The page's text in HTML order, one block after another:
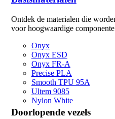
Ontdek de materialen die
voor hoogwaardige
Onyx
Onyx ESD
Onyx FR-A
Precise PLA
Smooth TPU 95A
Ultem 9085
Nylon White
Doorlopende vezels